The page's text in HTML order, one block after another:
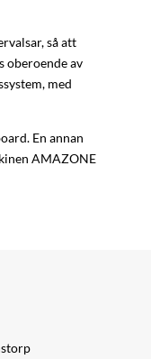
så att
oberoende av
med
En annan
AMAZONE